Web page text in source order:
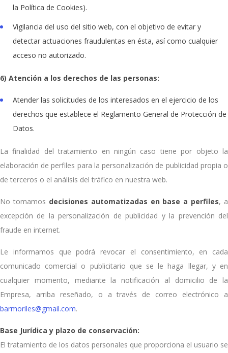
la Política de Cookies).
Vigilancia del uso del sitio web, con el objetivo de evitar y
detectar actuaciones fraudulentas en ésta, así como cualquier
acceso no autorizado.
6) Atención a los derechos de las personas:
Atender las solicitudes de los interesados en el ejercicio de los
derechos que establece el Reglamento General de Protección de
Datos.
La finalidad del tratamiento en ningún caso tiene por objeto la
elaboración de perfiles para la personalización de publicidad propia o
de terceros o el análisis del tráfico en nuestra web.
No tomamos decisiones automatizadas en base a perfiles, a
excepción de la personalización de publicidad y la prevención del
fraude en internet.
Le informamos que podrá revocar el consentimiento, en cada
comunicado comercial o publicitario que se le haga llegar, y en
cualquier momento, mediante la notificación al domicilio de la
Empresa, arriba reseñado, o a través de correo electrónico a
barmoriles@gmail.com.
Base Jurídica y plazo de conservación:
El tratamiento de los datos personales que proporciona el usuario se